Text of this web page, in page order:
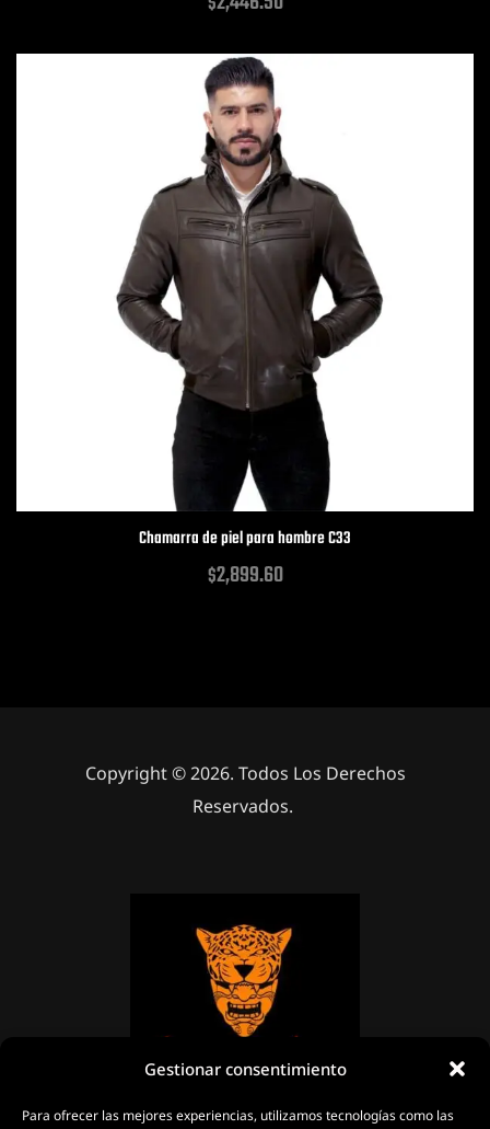
Gestionar consentimiento
Para ofrecer las mejores experiencias, utilizamos tecnologías como las
Chamarra de piel para hombre C33
$2,899.60
Copyright © 2026. Todos Los Derechos
Reservados.